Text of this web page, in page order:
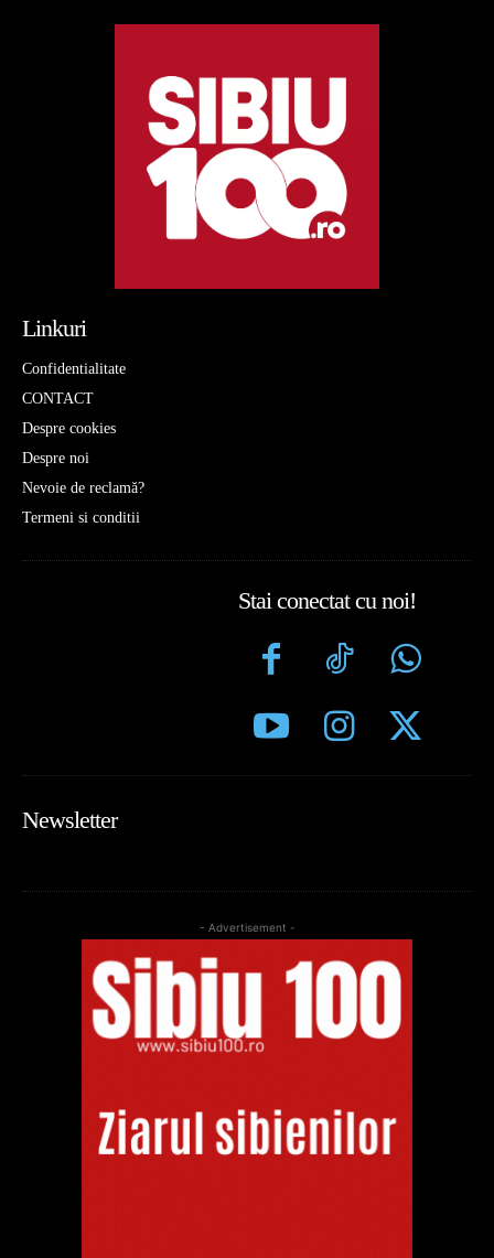
Linkuri
Confidentialitate
CONTACT
Despre cookies
Despre noi
Nevoie de reclamă?
Termeni si conditii
Stai conectat cu noi!
Newsletter
- Advertisement -